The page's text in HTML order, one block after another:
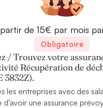
de 15€ par mois
Obligatoire
/ Trouvez votre
Récupération de
3832Z).
les entreprises avec des
d'avoir une assurance